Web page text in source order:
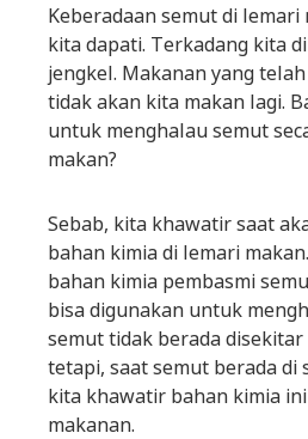
Keberadaan semut di
kita dapati. Terkadang kita
jengkel. Makanan yang
tidak akan kita makan lagi.
untuk menghalau semut
makan?
Sebab, kita khawatir saat
bahan kimia di lemari
bahan kimia pembasmi
bisa digunakan untuk
semut tidak berada disekitar
tetapi, saat semut berada di
kita khawatir bahan kimia
makanan.